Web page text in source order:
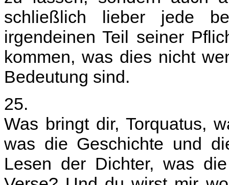
schließlich lieber jede
irgendeinen Teil seiner
kommen, was dies nicht
Bedeutung sind.
25.
Was bringt dir, Torquatus,
was die Geschichte und
Lesen der Dichter, was